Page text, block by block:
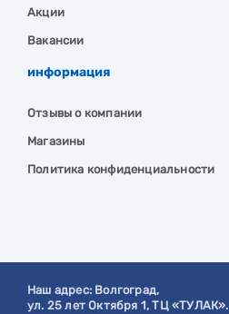
Акции
Вакансии
информация
Отзывы о компании
Магазины
Политика конфиденциальности
Наш адрес: Волгоград,
ул. 25 лет Октября 1, ТЦ «ТУЛАК».